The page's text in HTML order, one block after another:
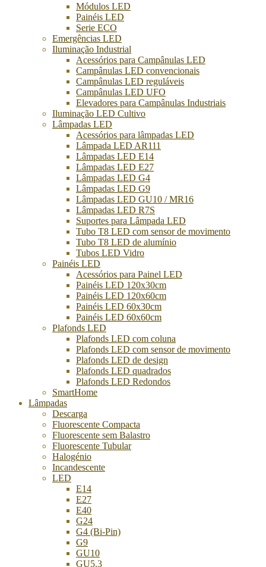
Módulos LED
Painéis LED
Serie ECO
Emergências LED
Iluminação Industrial
Acessórios para Campânulas LED
Campânulas LED convencionais
Campânulas LED reguláveis
Campânulas LED UFO
Elevadores para Campânulas Industriais
Iluminação LED Cultivo
Lâmpadas LED
Acessórios para lâmpadas LED
Lâmpada LED AR111
Lâmpadas LED E14
Lâmpadas LED E27
Lâmpadas LED G4
Lâmpadas LED G9
Lâmpadas LED GU10 / MR16
Lâmpadas LED R7S
Suportes para Lâmpada LED
Tubo T8 LED com sensor de movimento
Tubo T8 LED de alumínio
Tubos LED Vidro
Painéis LED
Acessórios para Painel LED
Painéis LED 120x30cm
Painéis LED 120x60cm
Painéis LED 60x30cm
Painéis LED 60x60cm
Plafonds LED
Plafonds LED com coluna
Plafonds LED com sensor de movimento
Plafonds LED de design
Plafonds LED quadrados
Plafonds LED Redondos
SmartHome
Lâmpadas
Descarga
Fluorescente Compacta
Fluorescente sem Balastro
Fluorescente Tubular
Halogénio
Incandescente
LED
E14
E27
E40
G24
G4 (Bi-Pin)
G9
GU10
GU5.3